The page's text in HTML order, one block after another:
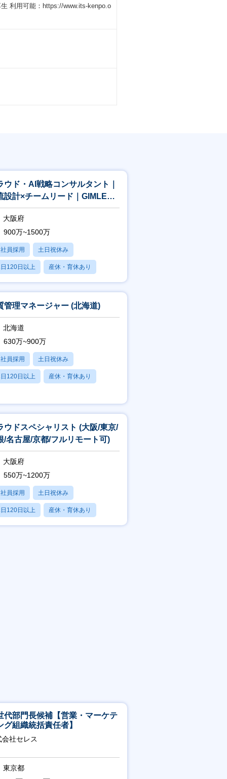
利用可能：https://www.its-kenpo.o
ウド・AI戦略コンサルタント｜
設計×チームリード｜GIMLE事
The AI Allian
大阪府
900万~1500万
員採用 土日祝休み
120日以上 産休・育休あり
あり
管理マネージャー (北海道)
北海道
630万~900万
員採用 土日祝休み
120日以上 産休・育休あり
ウドスペシャリスト (大阪/東京/
/名古屋/京都/フルリモート可)
大阪府
550万~1200万
員採用 土日祝休み
120日以上 産休・育休あり
あり
代部門長候補【営業・マーケテ
グ組織統括責任者】
会社セレス
東京都